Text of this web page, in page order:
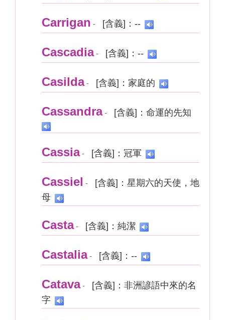
Carrigan - [含義]：--
Cascadia- [含義]：--
Casilda- [含義]：家庭的
Cassandra- [含義]：命運的先知
Cassia- [含義]：冠軍
Cassiel -
[含義]：星期六的天使，地
母
Casta- [含義]：純潔
Castalia- [含義]：--
Catava-
[含義]：非洲諺語中來的名
字